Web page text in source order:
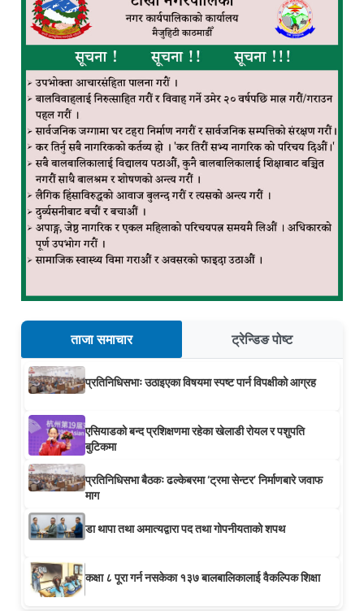
ताजा समाचार ट्रेन्डिङ पोष्ट
प्रतिनिधिसभाः उठाइएका विषयमा स्पष्ट पार्न विपक्षीको आग्रह
एसियाडको बन्द प्रशिक्षणमा रहेका खेलाडी रोयल र पशुपति
बुटिकमा
प्रतिनिधिसभा बैठकः ढल्केबरमा ‘ट्रमा सेन्टर’ निर्माणबारे जवाफ
माग
डा थापा तथा अमात्यद्वारा पद तथा गोपनीयताको शपथ
कक्षा ८ पूरा गर्न नसकेका १३७ बालबालिकालाई वैकल्पिक शिक्षा